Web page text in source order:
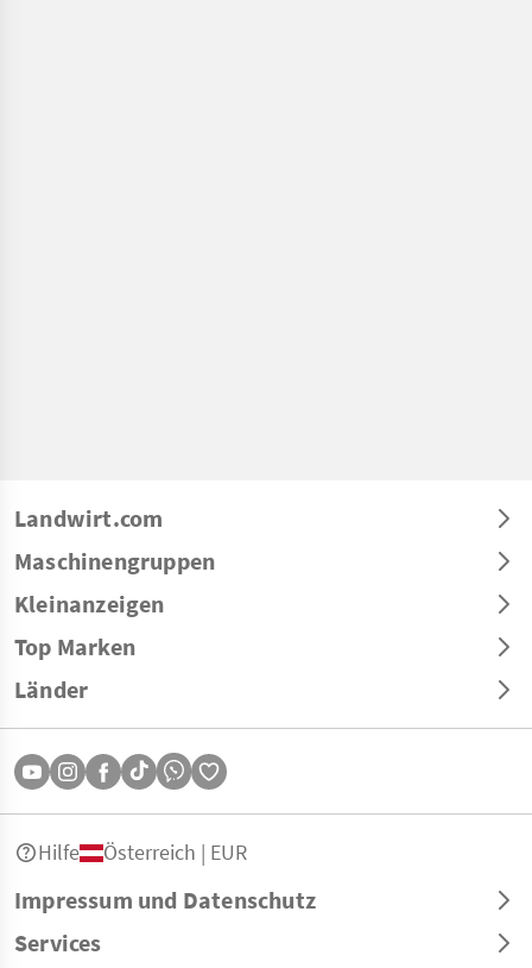
Landwirt.com
Maschinengruppen
Kleinanzeigen
Top Marken
Länder
Impressum und Datenschutz
Services
Hilfe Österreich | EUR